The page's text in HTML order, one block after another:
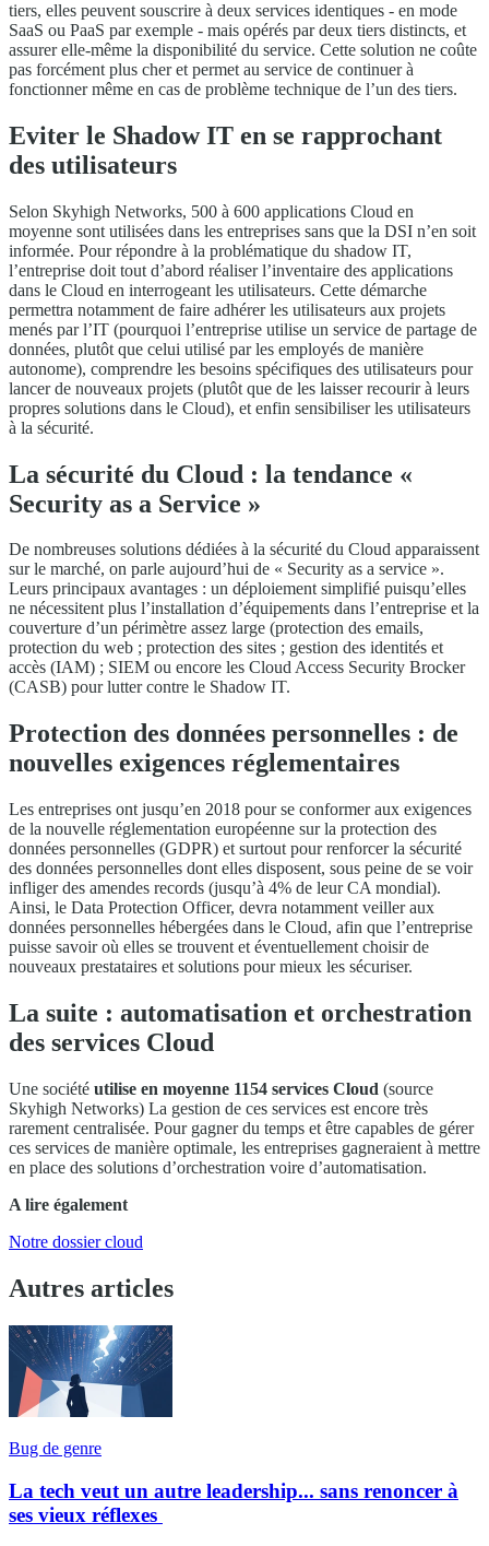
tiers, elles peuvent souscrire à deux services identiques - en mode
SaaS ou PaaS par exemple - mais opérés par deux tiers distincts, et
assurer elle-même la disponibilité du service. Cette solution ne coûte
pas forcément plus cher et permet au service de continuer à
fonctionner même en cas de problème technique de l’un des tiers.
Eviter le Shadow IT en se rapprochant
des utilisateurs
Selon Skyhigh Networks, 500 à 600 applications Cloud en
moyenne sont utilisées dans les entreprises sans que la DSI n’en soit
informée. Pour répondre à la problématique du shadow IT,
l’entreprise doit tout d’abord réaliser l’inventaire des applications
dans le Cloud en interrogeant les utilisateurs. Cette démarche
permettra notamment de faire adhérer les utilisateurs aux projets
menés par l’IT (pourquoi l’entreprise utilise un service de partage de
données, plutôt que celui utilisé par les employés de manière
autonome), comprendre les besoins spécifiques des utilisateurs pour
lancer de nouveaux projets (plutôt que de les laisser recourir à leurs
propres solutions dans le Cloud), et enfin sensibiliser les utilisateurs
à la sécurité.
La sécurité du Cloud : la tendance «
Security as a Service »
De nombreuses solutions dédiées à la sécurité du Cloud apparaissent
sur le marché, on parle aujourd’hui de « Security as a service ».
Leurs principaux avantages : un déploiement simplifié puisqu’elles
ne nécessitent plus l’installation d’équipements dans l’entreprise et la
couverture d’un périmètre assez large (protection des emails,
protection du web ; protection des sites ; gestion des identités et
accès (IAM) ; SIEM ou encore les Cloud Access Security Brocker
(CASB) pour lutter contre le Shadow IT.
Protection des données personnelles : de
nouvelles exigences réglementaires
Les entreprises ont jusqu’en 2018 pour se conformer aux exigences
de la nouvelle réglementation européenne sur la protection des
données personnelles (GDPR) et surtout pour renforcer la sécurité
des données personnelles dont elles disposent, sous peine de se voir
infliger des amendes records (jusqu’à 4% de leur CA mondial).
Ainsi, le Data Protection Officer, devra notamment veiller aux
données personnelles hébergées dans le Cloud, afin que l’entreprise
puisse savoir où elles se trouvent et éventuellement choisir de
nouveaux prestataires et solutions pour mieux les sécuriser.
La suite : automatisation et orchestration
des services Cloud
Une société utilise en moyenne 1154 services Cloud (source
Skyhigh Networks) La gestion de ces services est encore très
rarement centralisée. Pour gagner du temps et être capables de gérer
ces services de manière optimale, les entreprises gagneraient à mettre
en place des solutions d’orchestration voire d’automatisation.
A lire également
Notre dossier cloud
Autres articles
Bug de genre
La tech veut un autre leadership... sans renoncer à
ses vieux réflexes